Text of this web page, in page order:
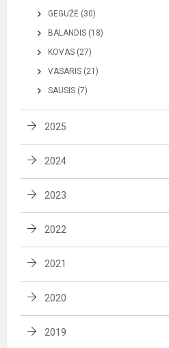
GEGUŽĖ (30)
BALANDIS (18)
KOVAS (27)
VASARIS (21)
SAUSIS (7)
2025
2024
2023
2022
2021
2020
2019